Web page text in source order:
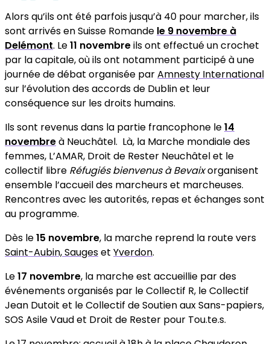
Alors qu’ils ont été parfois jusqu’à 40 pour marcher, ils
sont arrivés en Suisse Romande le 9 novembre à
Delémont. Le11 novembreils ont effectué un crochet
par la capitale, où ils ont notamment participé à une
journée de débat organisée parAmnesty International
sur l’évolution des accords de Dublin et leur
conséquence sur les droits humains.
Ils sont revenus dans la partie francophone le14
novembreà Neuchâtel. Là, la Marche mondiale des
femmes, L’AMAR, Droit de Rester Neuchâtel et le
collectif libre Réfugiés bienvenus à Bevaixorganisent
ensemble l’accueil des marcheurs et marcheuses.
Rencontres avec les autorités, repas et échanges sont
au programme.
Dès le15 novembre, la marche reprend la route vers
Saint-Aubin, Saugeset Yverdon.
Le17 novembre, la marche est accueillie par des
événements organisés par le Collectif R, le Collectif
Jean Dutoit et le Collectif de Soutien aux Sans-papiers,
SOS Asile Vaud et Droit de Rester pour Tou.te.s.